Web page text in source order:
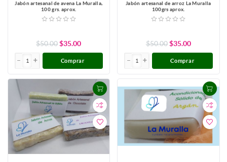
Jabón artesanal de avena La Muralla,
100 grs. aprox.
$50.00 $35.00
Comprar
Jabón artesanal de arroz La Muralla
100grs aprox.
$50.00 $35.00
Comprar